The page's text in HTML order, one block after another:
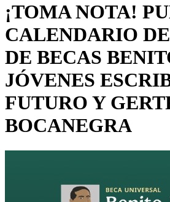
¡TOMA NOTA!
CALENDARIO
DE BECAS
JÓVENES
FUTURO Y
BOCANEGRA